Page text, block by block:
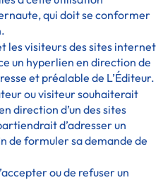
qui doit se conformer
les visiteurs des sites internet
un hyperlien en direction de
et préalable de L’Éditeur.
ou visiteur souhaiterait
direction d’un des sites
d’adresser un
de formuler sa demande de
ou de refuser un